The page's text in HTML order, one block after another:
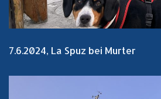
7.6.2024, La Spuz bei Murter